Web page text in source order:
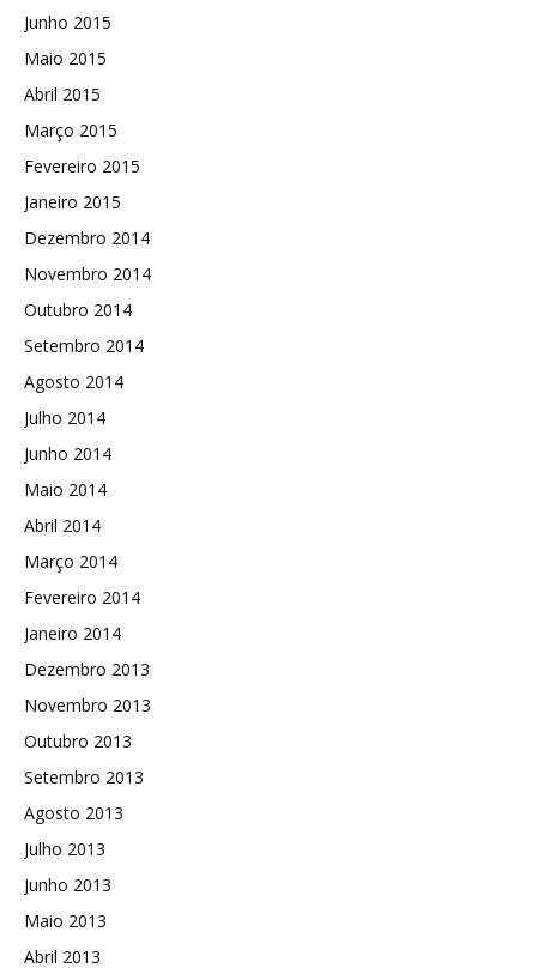
Junho 2015
Maio 2015
Abril 2015
Março 2015
Fevereiro 2015
Janeiro 2015
Dezembro 2014
Novembro 2014
Outubro 2014
Setembro 2014
Agosto 2014
Julho 2014
Junho 2014
Maio 2014
Abril 2014
Março 2014
Fevereiro 2014
Janeiro 2014
Dezembro 2013
Novembro 2013
Outubro 2013
Setembro 2013
Agosto 2013
Julho 2013
Junho 2013
Maio 2013
Abril 2013